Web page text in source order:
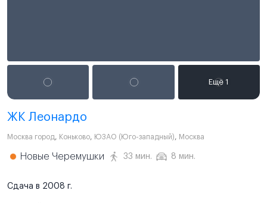
ЖК Леонардо
Москва город, Коньково, ЮЗАО (Юго-западный), Москва
Новые Черемушки 33 мин. 8 мин.
Сдача в 2008 г.